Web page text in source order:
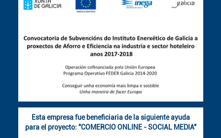
Esta empresa fue beneficiaria de la siguiente ayuda
para el proyecto: "COMERCIO ONLINE - SOCIAL MEDIA"